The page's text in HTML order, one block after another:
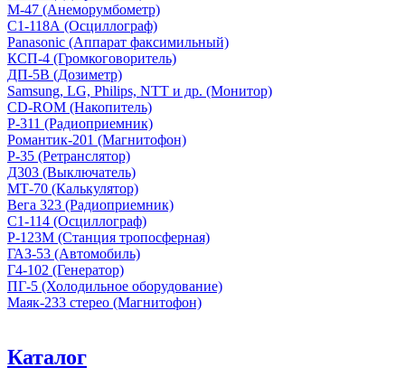
М-47 (Анеморумбометр)
С1-118А (Осциллограф)
Panasonic (Аппарат факсимильный)
КСП-4 (Громкоговоритель)
ДП-5В (Дозиметр)
Samsung, LG, Philips, NTT и др. (Монитор)
CD-ROM (Накопитель)
Р-311 (Радиоприемник)
Романтик-201 (Магнитофон)
Р-35 (Ретранслятор)
Д303 (Выключатель)
МТ-70 (Калькулятор)
Вега 323 (Радиоприемник)
С1-114 (Осциллограф)
Р-123М (Станция тропосферная)
ГАЗ-53 (Автомобиль)
Г4-102 (Генератор)
ПГ-5 (Холодильное оборудование)
Маяк-233 стерео (Магнитофон)
Каталог